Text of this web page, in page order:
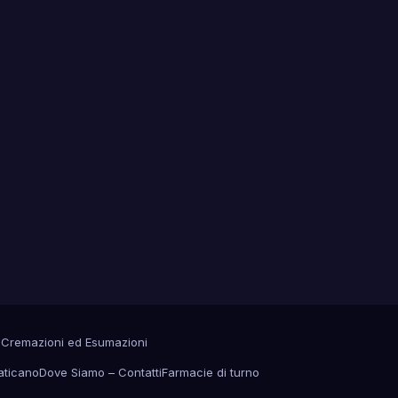
Cremazioni ed Esumazioni
Dove Siamo – ContattiFarmacie di turno